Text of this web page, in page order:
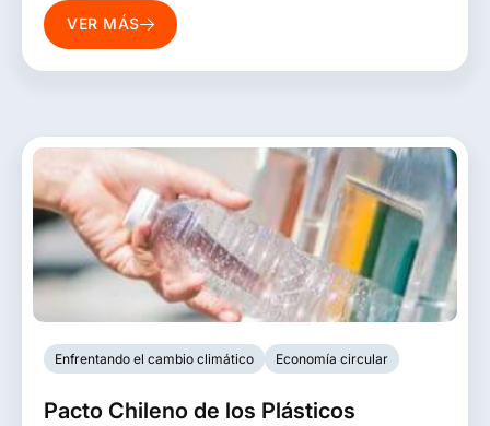
actores para acelerar una economía más
resiliente, competitiva y preparada para los
VER MÁS
Enfrentando el cambio climático Economía circular
Pacto Chileno de los Plásticos